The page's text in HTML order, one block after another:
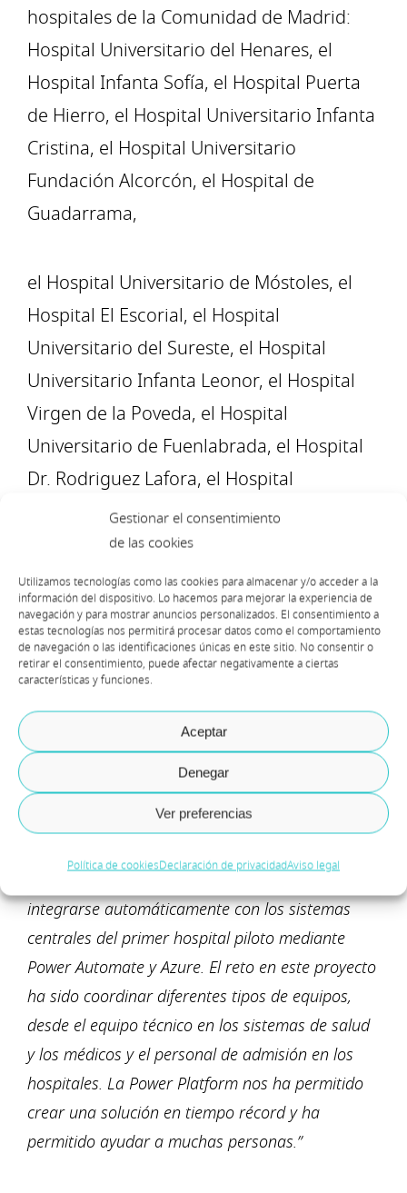
Gestionar el consentimiento
de las cookies
Utilizamos tecnologías como las cookies para almacenar y/o acceder a la
información del dispositivo. Lo hacemos para mejorar la experiencia de
navegación y para mostrar anuncios personalizados. El consentimiento a
estas tecnologías nos permitirá procesar datos como el comportamiento
de navegación o las identificaciones únicas en este sitio. No consentir o
retirar el consentimiento, puede afectar negativamente a ciertas
características y funciones.
Aceptar
Denegar
Ver preferencias
Política de cookiesDeclaración de privacidadAviso legal
La Conquista
Demian Raschkovan
integrarse automáticamente con los sistemas
centrales del primer hospital piloto mediante
Power Automate y Azure. El reto en este proyecto
ha sido coordinar diferentes tipos de equipos,
desde el equipo técnico en los sistemas de salud
y los médicos y el personal de admisión en los
hospitales. La Power Platform nos ha permitido
crear una solución en tiempo récord y ha
permitido ayudar a muchas personas.”
hospitales de la Comunidad de Madrid:
Hospital Universitario del Henares, el
Hospital Infanta Sofía, el Hospital Puerta
de Hierro, el Hospital Universitario Infanta
Cristina, el Hospital Universitario
Fundación Alcorcón, el Hospital de
Guadarrama,
el Hospital Universitario de Móstoles, el
Hospital El Escorial, el Hospital
Universitario del Sureste, el Hospital
Universitario Infanta Leonor, el Hospital
Virgen de la Poveda, el Hospital
Universitario de Fuenlabrada, el Hospital
Dr. Rodriguez Lafora, el Hospital
Universitario del Tajo, el Hospital la
Fuenfria y el Hospital Psiquiátrico Jose
Germain y el Hospital Severo Ochoa..